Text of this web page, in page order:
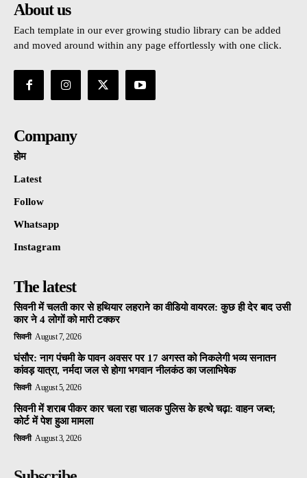
About us
Each template in our ever growing studio library can be added
and moved around within any page effortlessly with one click.
Company
होम
Latest
Follow
Whatsapp
Instagram
The latest
सिवनी में चलती कार से हथियार लहराने का वीडियो वायरल: कुछ ही देर बाद उसी
कार ने 4 लोगों को मारी टक्कर
सिवनी August 7, 2026
घंसौर: नाग पंचमी के पावन अवसर पर 17 अगस्त को निकलेगी भव्य सनातन
कांवड़ यात्रा, नर्मदा जल से होगा भगवान नीलकंठ का जलाभिषेक
सिवनी August 5, 2026
सिवनी में शराब पीकर कार चला रहा चालक पुलिस के हत्थे चढ़ा: वाहन जब्त;
कोर्ट में पेश हुआ मामला
सिवनी August 3, 2026